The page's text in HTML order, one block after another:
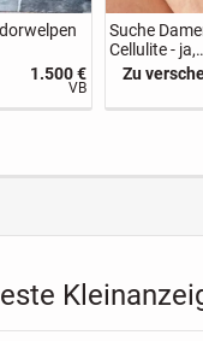
1.500 €
VB
Suche
Cellulite - ja,
richtig
Zu